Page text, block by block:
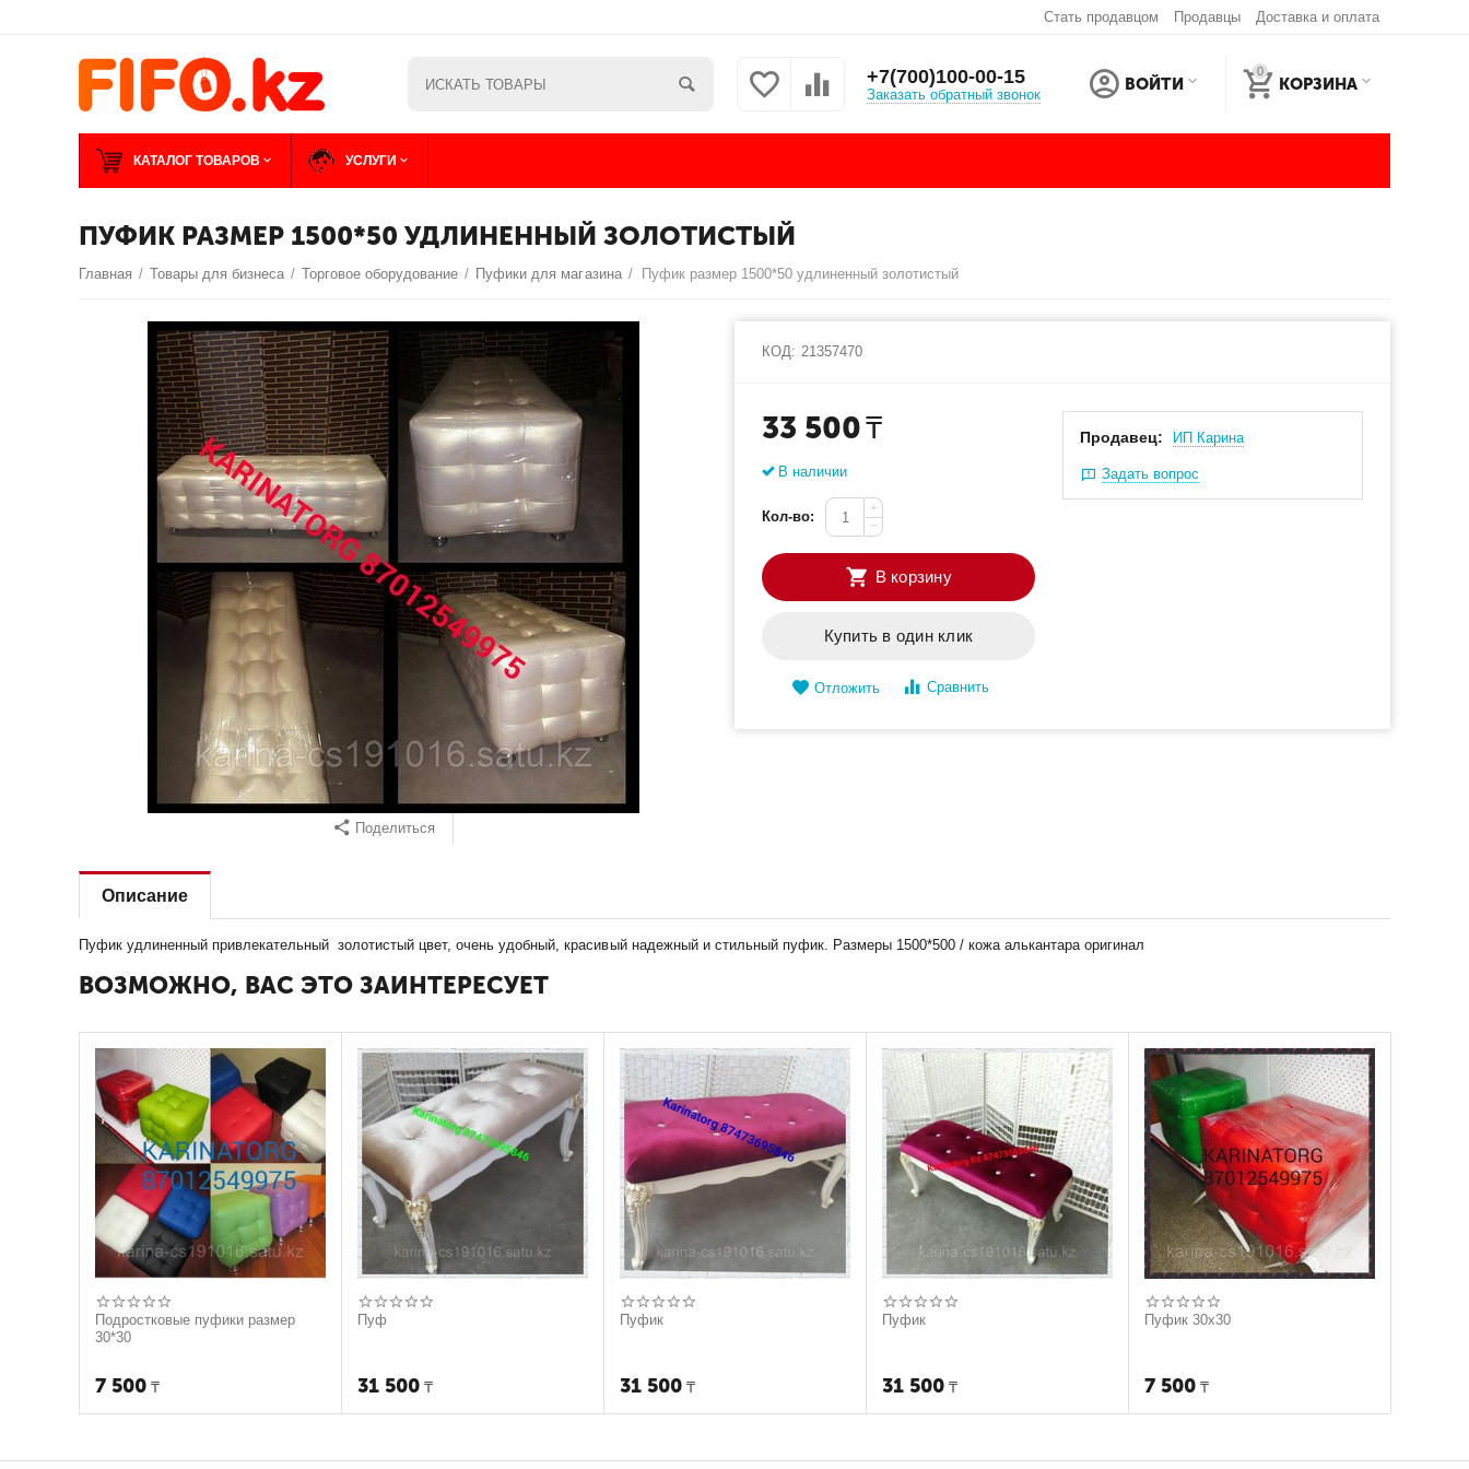
Стать продавцом Продавцы Доставка и оплата
+7(700)100-00-15
Заказать обратный звонок
ВОЙТИ
0
КОРЗИНА
КАТАЛОГ ТОВАРОВ УСЛУГИ
ПУФИК РАЗМЕР 1500*50 УДЛИНЕННЫЙ ЗОЛОТИСТЫЙ
Главная / Товары для бизнеса / Торговое оборудование / Пуфики для магазина / Пуфик размер 1500*50 удлиненный золотистый
Поделиться
КОД: 21357470
33 500 ₸
В наличии
Кол-во:
+
−
В корзину
Купить в один клик
Отложить Сравнить
Продавец: ИП Карина
Задать вопрос
Описание
Пуфик удлиненный привлекательный золотистый цвет, очень удобный, красивый надежный и стильный пуфик. Размеры 1500*500 / кожа алькантара оригинал
ВОЗМОЖНО, ВАС ЭТО ЗАИНТЕРЕСУЕТ
Подростковые пуфики размер
30*30
7 500 ₸
Пуф
31 500 ₸
Пуфик
31 500 ₸
Пуфик
31 500 ₸
Пуфик 30х30
7 500 ₸